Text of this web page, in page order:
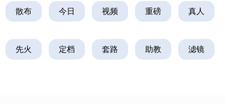
散布 今日 视频 重磅 真人
先火 定档 套路 助教 滤镜